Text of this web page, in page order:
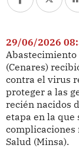
29/06/2026
Abastecimiento
(Cenares)
contra el virus
proteger a las
recién nacidos
etapa en la
Salud (Minsa).